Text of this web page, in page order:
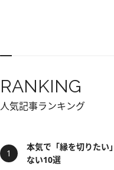
RANKING
人気記事ランキング
本気で「縁を切りたい
ない10選